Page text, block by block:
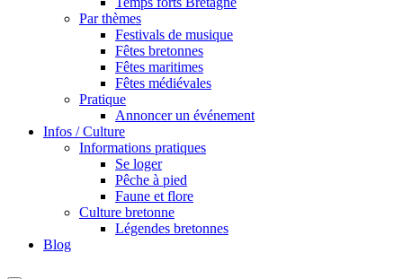
Par thèmes
Festivals de musique
Fêtes bretonnes
Fêtes maritimes
Fêtes médiévales
Pratique
Annoncer un événement
Infos / Culture
Informations pratiques
Se loger
Pêche à pied
Faune et flore
Culture bretonne
Légendes bretonnes
Blog